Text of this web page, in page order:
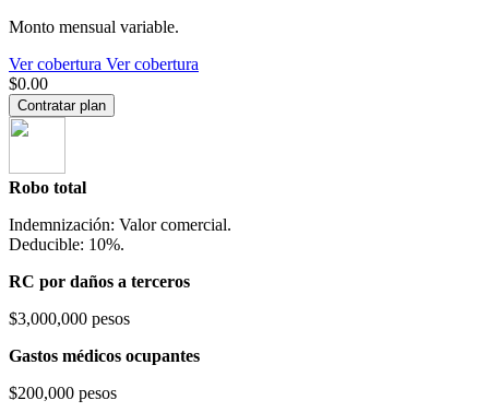
Monto mensual variable.
Ver cobertura Ver cobertura
$0.00
Contratar plan
Robo total
Indemnización: Valor comercial.
Deducible: 10%.
RC por daños a terceros
$3,000,000 pesos
Gastos médicos ocupantes
$200,000 pesos